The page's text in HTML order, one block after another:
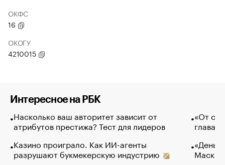
ОКФС
16
ОКОГУ
4210015
Интересное на РБК
Насколько ваш авторитет зависит от
атрибутов престижа? Тест для лидеров
Казино проиграло. Как ИИ-агенты
разрушают букмекерскую индустрию
«От
глава
Маск в